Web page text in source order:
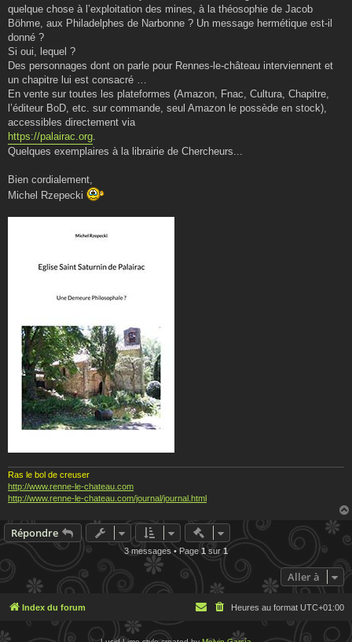
quelque chose à l’exploitation des mines, à la théosophie de Jacob
Böhme, aux Philadelphes de Narbonne ? Un message hermétique est-il
donné ?
Si oui, lequel ?
Des personnages dont on parle pour Rennes-le-château interviennent et
un chapitre lui est consacré …
En vente sur toutes les plateformes (Amazon, Fnac, Cultura, Chapitre,
l’éditeur BoD, etc. sur commande, seul Amazon le possède en stock),
accessibles directement via
https://palairac.org.
Quelques exemplaires à la librairie de Chercheurs...
Bien cordialement,
Michel Rzepecki
Ras le bol de creuser
http://www.renne-le-chateau.com
http://www.renne-le-chateau.com/journal/journal.html
Répondre Actions rapides de
3 messages • Page 1 sur1
Aller à
Index du forum Heures au format UTC+01:00